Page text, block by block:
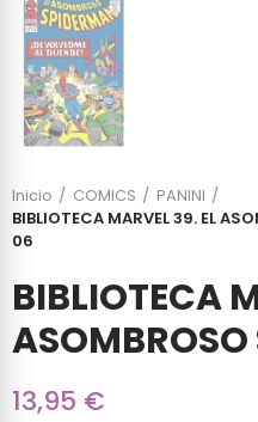
Inicio COMICS
PANINI
BIBLIOTECA MARVEL 39. EL
06
BIBLIOTECA
13,95 €